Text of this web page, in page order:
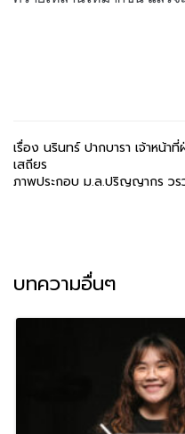
เรื่อง นรินทร์ ปากบารา เจ้าหน้
เสถียร
ภาพประกอบ ม.ล.ปริญญากร ว
บทความอื่นๆ